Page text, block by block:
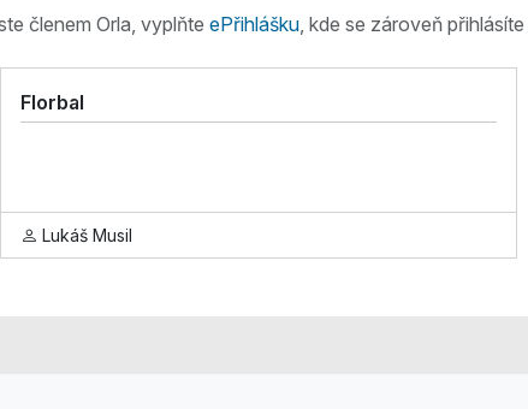
členem Orla, vyplňte ePřihlášku, kde se zároveň
Florbal
Lukáš Musil